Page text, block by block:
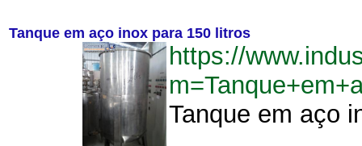
Tanque em aço inox para 150 litros
https://
Tanque em aço